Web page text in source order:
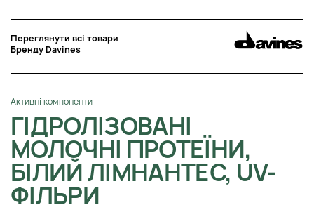
Переглянути всі товари
Бренду Davines
Активні компоненти
ГІДРОЛІЗОВАНІ
МОЛОЧНІ ПРОТЕЇНИ,
БІЛИЙ ЛІМНАНТЕС, UV-
ФІЛЬРИ